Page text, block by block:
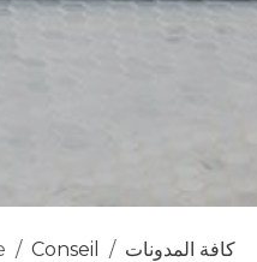
كافة المدونات Conseil